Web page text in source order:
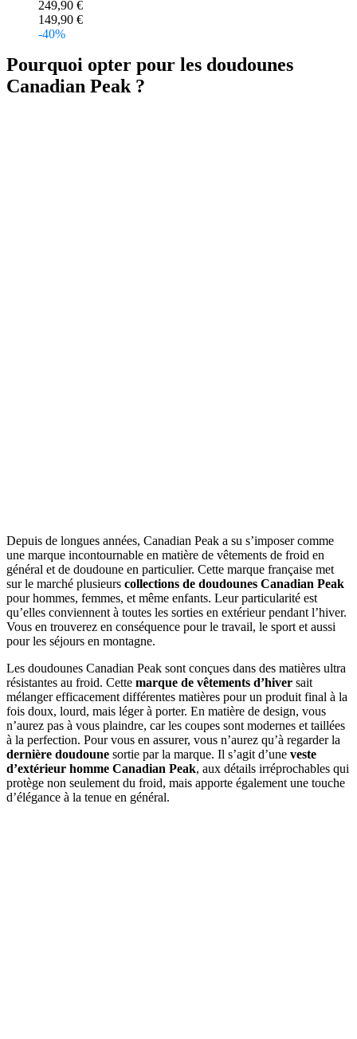
249,90 €
149,90 €
-40%
Pourquoi opter pour les doudounes
Canadian Peak ?
Depuis de longues années, Canadian Peak a su s’imposer comme
une marque incontournable en matière de vêtements de froid en
général et de doudoune en particulier. Cette marque française met
sur le marché plusieurs collections de doudounes Canadian Peak
pour hommes, femmes, et même enfants. Leur particularité est
qu’elles conviennent à toutes les sorties en extérieur pendant l’hiver.
Vous en trouverez en conséquence pour le travail, le sport et aussi
pour les séjours en montagne.
Les doudounes Canadian Peak sont conçues dans des matières ultra
résistantes au froid. Cette marque de vêtements d’hiver sait
mélanger efficacement différentes matières pour un produit final à la
fois doux, lourd, mais léger à porter. En matière de design, vous
n’aurez pas à vous plaindre, car les coupes sont modernes et taillées
à la perfection. Pour vous en assurer, vous n’aurez qu’à regarder la
dernière doudoune sortie par la marque. Il s’agit d’une veste
d’extérieur homme Canadian Peak, aux détails irréprochables qui
protège non seulement du froid, mais apporte également une touche
d’élégance à la tenue en général.